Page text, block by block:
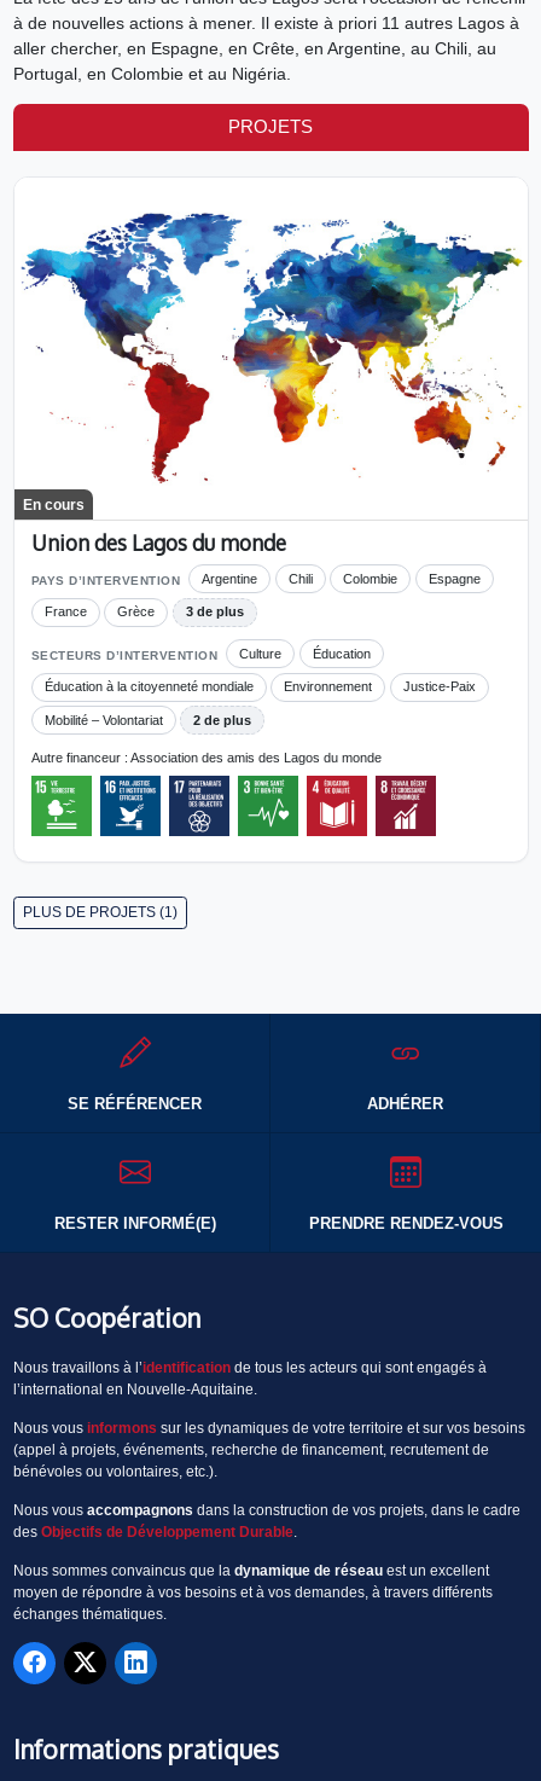
à de nouvelles actions à mener. Il existe à priori 11 autres Lagos à
aller chercher, en Espagne, en Crête, en Argentine, au Chili, au
Portugal, en Colombie et au Nigéria.
PROJETS
En cours
Union des Lagos du monde
PAYS D’INTERVENTION Argentine Chili Colombie Espagne
France Grèce 3 de plus
SECTEURS D’INTERVENTION Culture Éducation
Éducation à la citoyenneté mondiale Environnement Justice-Paix
Mobilité – Volontariat 2 de plus
Autre financeur : Association des amis des Lagos du monde
PLUS DE PROJETS (1)
SE RÉFÉRENCER ADHÉRER
RESTER INFORMÉ(E) PRENDRE RENDEZ-VOUS
SO Coopération
Nous travaillons à l’identificationde tous les acteurs qui sont engagés à
l’international en Nouvelle-Aquitaine.
Nous vous informons sur les dynamiques de votre territoire et sur vos besoins
(appel à projets, événements, recherche de financement, recrutement de
bénévoles ou volontaires, etc.).
Nous vous accompagnons dans la construction de vos projets, dans le cadre
des Objectifs de Développement Durable.
Nous sommes convaincus que la dynamique de réseauest un excellent
moyen de répondre à vos besoins et à vos demandes, à travers différents
échanges thématiques.
Informations pratiques